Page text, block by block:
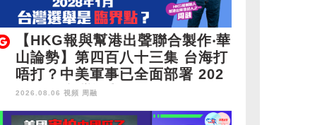
【HKG報與幫港出聲聯合製作‧華
山論勢】第四百八十三集 台海打
唔打？中美軍事已全面部署 202
8年1月台灣選舉是臨界點？
2026.08.06 視頻 周融